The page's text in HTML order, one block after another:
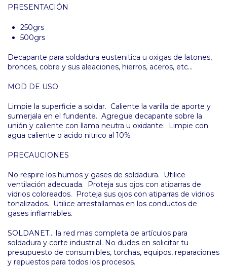
PRESENTACIÓN
250grs
500grs
Decapante para soldadura eustenitica u oxigas de latones,
bronces, cobre y sus aleaciones, hierros, aceros, etc...
MOD DE USO
Limpie la superficie a soldar. Caliente la varilla de aporte y
sumerjala en el fundente. Agregue decapante sobre la
unión y caliente con llama neutra u oxidante. Limpie con
agua caliente o acido nitrico al 10%
PRECAUCIONES
No respire los humos y gases de soldadura. Utilice
ventilación adecuada. Proteja sus ojos con atiparras de
vidrios coloreados. Proteja sus ojos con atiparras de vidrios
tonalizados. Utilice arrestallamas en los conductos de
gases inflamables.
SOLDANET... la red mas completa de artículos para
soldadura y corte industrial. No dudes en solicitar tu
presupuesto de consumibles, torchas, equipos, reparaciones
y repuestos para todos los procesos.